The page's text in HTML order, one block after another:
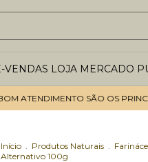
VENDAS LOJA MERCADO
SÃO OS
Início . Produtos Naturais .
Alternativo 100g